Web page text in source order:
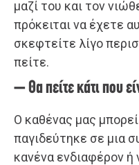
μαζί του και τον
πρόκειται να έχετε
σκεφτείτε λίγο
πείτε.
– Θα πείτε κάτι που
Ο καθένας μας
παγιδεύτηκε σε μια
κανένα ενδιαφέρον ή